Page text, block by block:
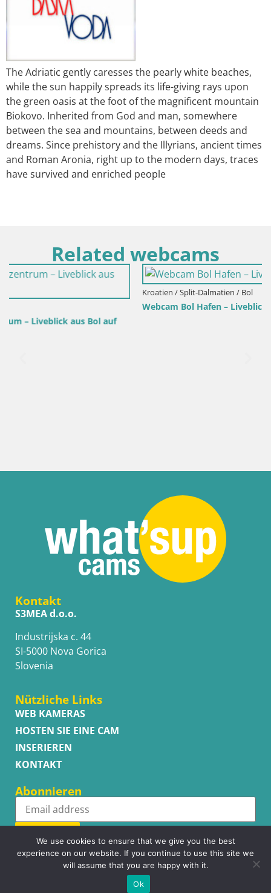
The Adriatic gently caresses the pearly white beaches,
while the sun happily spreads its life-giving rays upon
the green oasis at the foot of the magnificent mountain
Biokovo. Inherited from God and man, somewhere
between the sea and mountains, between deeds and
dreams. Since prehistory and the Illyrians, ancient times
and Roman Aronia, right up to the modern days, traces
have survived and enriched people
Related webcams
Webcam Bol Hafen – Liveblick auf Bol Riva & Marina
Kontakt
S3MEA d.o.o.
Industrijska c. 44
SI-5000 Nova Gorica
Slovenia
Nützliche Links
WEB KAMERAS
HOSTEN SIE EINE CAM
INSERIEREN
KONTAKT
Abonnieren
Subscribe
Copyright © WhatsupCams 2016 - 2026. All right reserved.
We use cookies to ensure that we give you the best
experience on our website. If you continue to use this site we
will assume that you are happy with it.
Ok